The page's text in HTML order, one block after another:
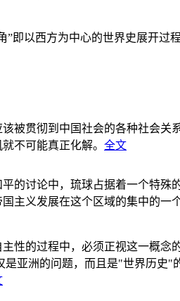
”即以西方为中心的世界史展开
被贯彻到中国社会的各种社会
不可能真正化解。 全文
的讨论中，琉球占据着一个特
主义发展在这个区域的集中的一个
性的过程中，必须正视这一概
是亚洲的问题，而且是"世界历史